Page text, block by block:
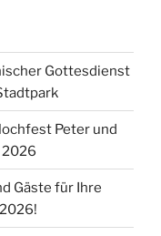
Gottesdienst
Peter und
2026
Gäste für Ihre